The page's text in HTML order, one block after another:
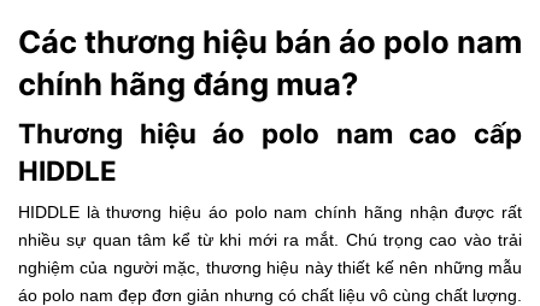
Các thương hiệu bán áo polo nam
chính hãng đáng mua?
Thương hiệu áo polo nam cao cấp
HIDDLE
HIDDLE là thương hiệu áo polo nam chính hãng nhận được rất
nhiều sự quan tâm kể từ khi mới ra mắt. Chú trọng cao vào trải
nghiệm của người mặc, thương hiệu này thiết kế nên những mẫu
áo polo nam đẹp đơn giản nhưng có chất liệu vô cùng chất lượng.